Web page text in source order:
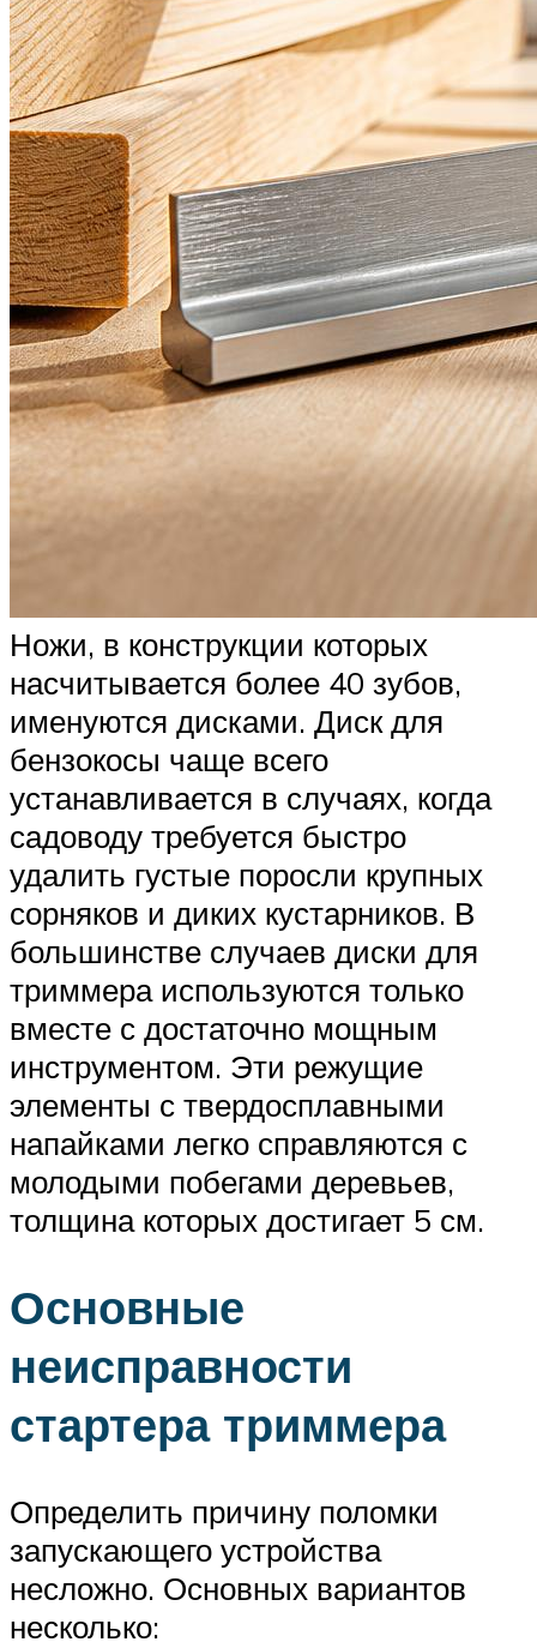
Ножи, в конструкции которых
насчитывается более 40 зубов,
именуются дисками. Диск для
бензокосы чаще всего
устанавливается в случаях, когда
садоводу требуется быстро
удалить густые поросли крупных
сорняков и диких кустарников. В
большинстве случаев диски для
триммера используются только
вместе с достаточно мощным
инструментом. Эти режущие
элементы с твердосплавными
напайками легко справляются с
молодыми побегами деревьев,
толщина которых достигает 5 см.
Основные
неисправности
стартера триммера
Определить причину поломки
запускающего устройства
несложно. Основных вариантов
несколько: